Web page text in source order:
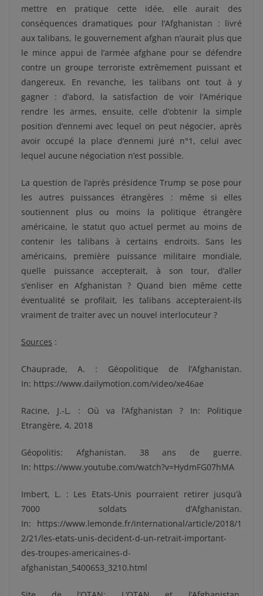
mettre en pratique cette idée, elle aurait des
conséquences dramatiques pour l’Afghanistan : livré
aux talibans, le gouvernement afghan n’aurait plus que
le mince appui de l’armée afghane pour se défendre
contre un groupe terroriste extrêmement puissant et
dangereux. En revanche, les talibans ont tout à y
gagner : d’abord, la satisfaction de voir l’Amérique
rendre les armes, ensuite, celle d’obtenir la simple
position d’ennemi avec lequel on peut négocier, après
avoir occupé la place d’ennemi juré n°1, celui avec
lequel aucune négociation n’est possible.
La question de l’après présidence Trump se pose pour
les autres puissances étrangères : même si elles
soutiennent plus ou moins la politique étrangère
américaine, le statut quo actuel permet au moins de
contenir les talibans à certains endroits. Sans les
américains, première puissance militaire mondiale,
quelle puissance accepterait, à son tour, d’aller
s’enliser en Afghanistan ? Quand bien même cette
éventualité se profilait, les talibans accepteraient-ils
vraiment de traiter avec un nouvel interlocuteur ?
Sources :
Chauprade, A. : Géopolitique de l’Afghanistan.
In: https://www.dailymotion.com/video/xe46ae
Racine, J.-L. : Où va l’Afghanistan ? In: Politique
Etrangère, 4, 2018
Géopolitis: Afghanistan. 38 ans de guerre.
In: https://www.youtube.com/watch?v=HydmFG07hMA
Imbert, L. : Les Etats-Unis pourraient retirer jusqu’à
7000 soldats d’Afghanistan.
In: https://www.lemonde.fr/international/article/2018/1
2/21/les-etats-unis-decident-d-un-retrait-important-
des-troupes-americaines-d-
afghanistan_5400653_3210.html